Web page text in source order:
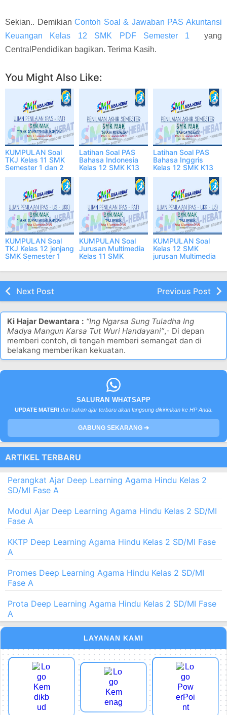
Sekian.. DemikianContoh Soal & Jawaban PAS Akuntansi
Keuangan Kelas 12 SMK PDF Semester 1 yang
CentralPendidikan bagikan. Terima Kasih.
You Might Also Like:
KUMPULAN Soal
TKJ Kelas 11 SMK
Semester 1 dan 2
Latihan Soal PAS
Bahasa Indonesia
Kelas 12 SMK K13
Latihan Soal PAS
Bahasa Inggris
Kelas 12 SMK K13
KUMPULAN Soal
TKJ Kelas 12 jenjang
SMK Semester 1
dan 2 (Semua
Mapel)
KUMPULAN Soal
Jurusan Multimedia
Kelas 11 SMK
KUMPULAN Soal
Kelas 12 SMK
jurusan Multimedia
Next Post Previous Post
Ki Hajar Dewantara : “Ing Ngarsa Sung Tuladha Ing
Madya Mangun Karsa Tut Wuri Handayani”,- Di depan
memberi contoh, di tengah memberi semangat dan di
belakang memberikan kekuatan.
SALURAN WHATSAPP
UPDATE MATERI dan bahan ajar terbaru akan langsung dikirimkan ke HP Anda.
GABUNG SEKARANG ➔
ARTIKEL TERBARU
Perangkat Ajar Deep Learning Agama Hindu Kelas 2
SD/MI Fase A
Modul Ajar Deep Learning Agama Hindu Kelas 2 SD/MI
Fase A
KKTP Deep Learning Agama Hindu Kelas 2 SD/MI Fase
A
Promes Deep Learning Agama Hindu Kelas 2 SD/MI
Fase A
Prota Deep Learning Agama Hindu Kelas 2 SD/MI Fase
A
LAYANAN KAMI